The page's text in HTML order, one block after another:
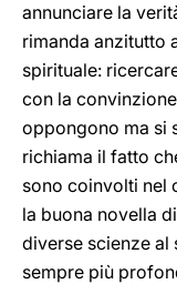
annunciare la
rimanda anzitutto
spirituale:
con la
oppongono ma si
richiama il fatto
sono coinvolti nel
la buona novella
diverse scienze al
sempre più